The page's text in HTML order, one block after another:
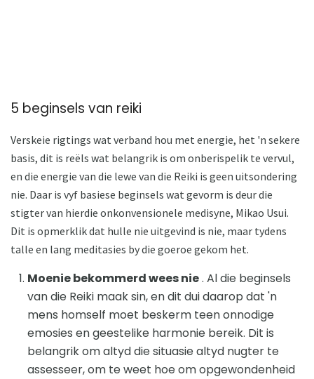
5 beginsels van reiki
Verskeie rigtings wat verband hou met energie, het 'n sekere
basis, dit is reëls wat belangrik is om onberispelik te vervul,
en die energie van die lewe van die Reiki is geen uitsondering
nie. Daar is vyf basiese beginsels wat gevorm is deur die
stigter van hierdie onkonvensionele medisyne, Mikao Usui.
Dit is opmerklik dat hulle nie uitgevind is nie, maar tydens
talle en lang meditasies by die goeroe gekom het.
Moenie bekommerd wees nie. Al die beginsels
van die Reiki maak sin, en dit dui daarop dat 'n
mens homself moet beskerm teen onnodige
emosies en geestelike harmonie bereik. Dit is
belangrik om altyd die situasie altyd nugter te
assesseer, om te weet hoe om opgewondenheid